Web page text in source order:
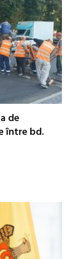
de
între bd.